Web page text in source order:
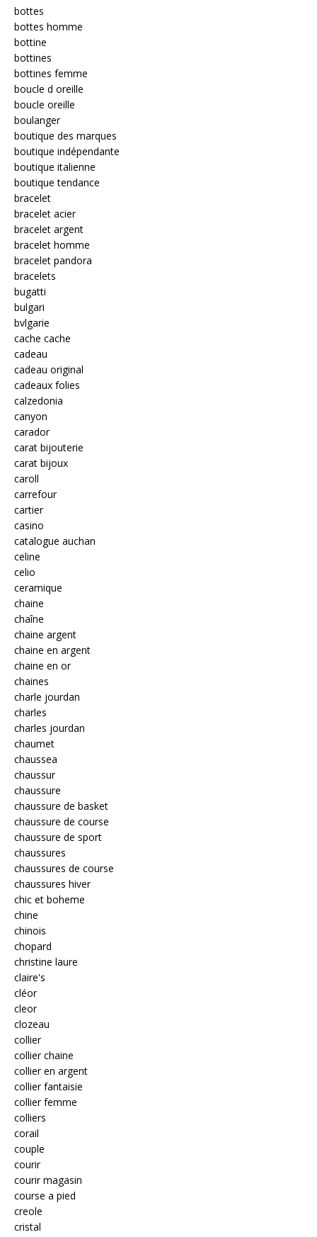
bottes
bottes homme
bottine
bottines
bottines femme
boucle d oreille
boucle oreille
boulanger
boutique des marques
boutique indépendante
boutique italienne
boutique tendance
bracelet
bracelet acier
bracelet argent
bracelet homme
bracelet pandora
bracelets
bugatti
bulgari
bvlgarie
cache cache
cadeau
cadeau original
cadeaux folies
calzedonia
canyon
carador
carat bijouterie
carat bijoux
caroll
carrefour
cartier
casino
catalogue auchan
celine
celio
ceramique
chaine
chaîne
chaine argent
chaine en argent
chaine en or
chaines
charle jourdan
charles
charles jourdan
chaumet
chaussea
chaussur
chaussure
chaussure de basket
chaussure de course
chaussure de sport
chaussures
chaussures de course
chaussures hiver
chic et boheme
chine
chinois
chopard
christine laure
claire's
cléor
cleor
clozeau
collier
collier chaine
collier en argent
collier fantaisie
collier femme
colliers
corail
couple
courir
courir magasin
course a pied
creole
cristal